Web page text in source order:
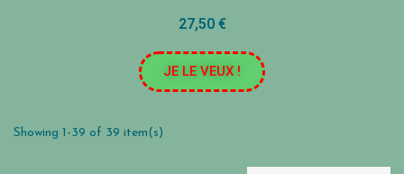
27,50 €
JE LE VEUX !
Showing 1-39 of 39 item(s)